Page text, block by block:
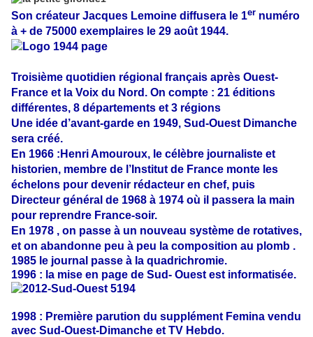
Son créateur Jacques Lemoine diffusera le 1er numéro
à + de 75000 exemplaires le 29 août 1944.
Troisième quotidien régional français après Ouest-
France et la Voix du Nord. On compte : 21 éditions
différentes, 8 départements et 3 régions
Une idée d’avant-garde en 1949, Sud-Ouest Dimanche
sera créé.
En 1966 :Henri Amouroux, le célèbre journaliste et
historien, membre de l’Institut de France monte les
échelons pour devenir rédacteur en chef, puis
Directeur général de 1968 à 1974 où il passera la main
pour reprendre France-soir.
En 1978 , on passe à un nouveau système de rotatives,
et on abandonne peu à peu la composition au plomb .
1985 le journal passe à la quadrichromie.
1996 : la mise en page de Sud- Ouest est informatisée.
1998 : Première parution du supplément Femina vendu
avec Sud-Ouest-Dimanche et TV Hebdo.